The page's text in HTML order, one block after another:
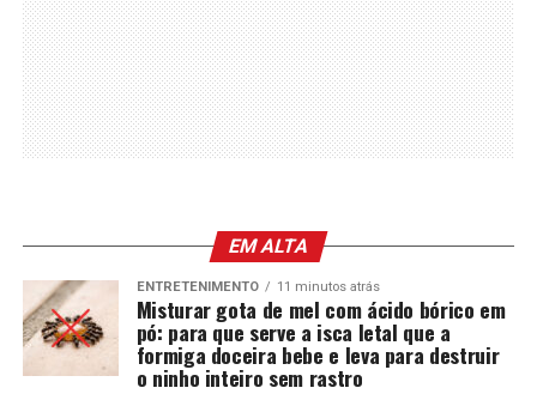
EM ALTA
ENTRETENIMENTO 11 minutos atrás
Misturar gota de mel com ácido bórico em
pó: para que serve a isca letal que a
formiga doceira bebe e leva para destruir
o ninho inteiro sem rastro